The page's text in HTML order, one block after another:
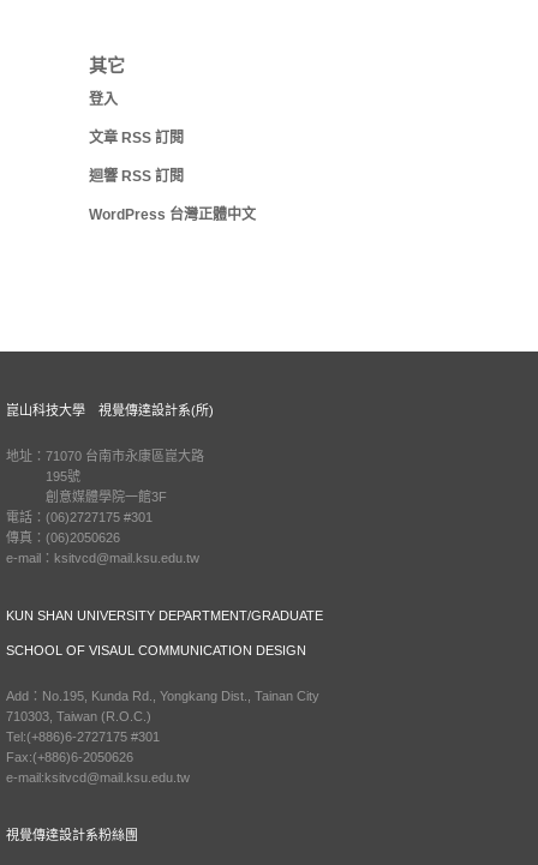
其它
登入
文章 RSS 訂閱
迴響 RSS 訂閱
WordPress 台灣正體中文
崑山科技大學 視覺傳達設計系(所)
地址：71070 台南市永康區崑大路
195號
創意媒體學院一館3F
電話：(06)2727175 #301
傳真：(06)2050626
e-mail：ksitvcd@mail.ksu.edu.tw
KUN SHAN UNIVERSITY DEPARTMENT/GRADUATE
SCHOOL OF VISAUL COMMUNICATION DESIGN
Add：No.195, Kunda Rd., Yongkang Dist., Tainan City
710303, Taiwan (R.O.C.)
Tel:(+886)6-2727175 #301
Fax:(+886)6-2050626
e-mail:ksitvcd@mail.ksu.edu.tw
視覺傳達設計系粉絲團